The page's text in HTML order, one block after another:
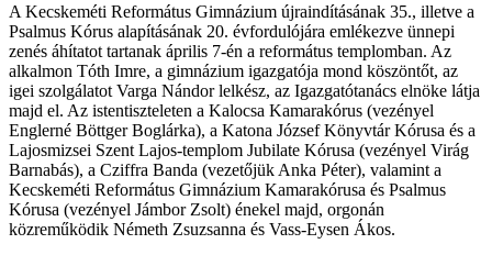
A Kecskeméti Református Gimnázium újraindításának 35., illetve a
Psalmus Kórus alapításának 20. évfordulójára emlékezve ünnepi
zenés áhítatot tartanak április 7-én a református templomban. Az
alkalmon Tóth Imre, a gimnázium igazgatója mond köszöntőt, az
igei szolgálatot Varga Nándor lelkész, az Igazgatótanács elnöke látja
majd el. Az istentiszteleten a Kalocsa Kamarakórus (vezényel
Englerné Böttger Boglárka), a Katona József Könyvtár Kórusa és a
Lajosmizsei Szent Lajos-templom Jubilate Kórusa (vezényel Virág
Barnabás), a Cziffra Banda (vezetőjük Anka Péter), valamint a
Kecskeméti Református Gimnázium Kamarakórusa és Psalmus
Kórusa (vezényel Jámbor Zsolt) énekel majd, orgonán
közreműködik Németh Zsuzsanna és Vass-Eysen Ákos.